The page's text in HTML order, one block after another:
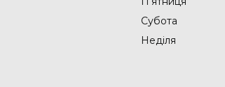
Субота
Неділя